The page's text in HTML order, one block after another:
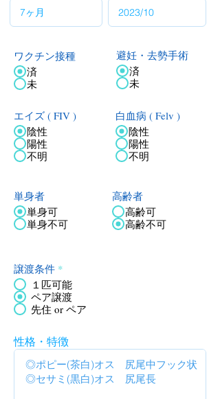
ワクチン接種
済
未
エイズ ( FIV )
陰性
陽性
不明
避妊・去勢手術
済
未
白血病 ( Felv )
陰性
陽性
不明
単身者
単身可
単身不可
高齢者
高齢可
高齢不可
譲渡条件 *
１匹可能
ペア譲渡
先住 or ペア
性格・特徴